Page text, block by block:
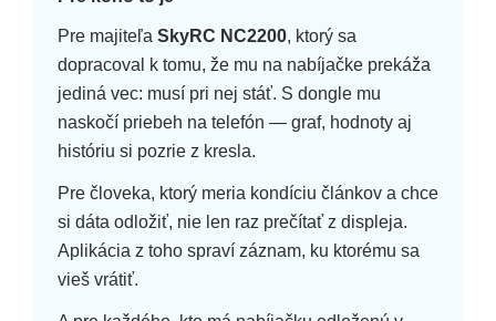
Pre majiteľa SkyRC NC2200, ktorý sa
dopracoval k tomu, že mu na nabíjačke prekáža
jediná vec: musí pri nej stáť. S dongle mu
naskočí priebeh na telefón — graf, hodnoty aj
históriu si pozrie z kresla.
Pre človeka, ktorý meria kondíciu článkov a chce
si dáta odložiť, nie len raz prečítať z displeja.
Aplikácia z toho spraví záznam, ku ktorému sa
vieš vrátiť.